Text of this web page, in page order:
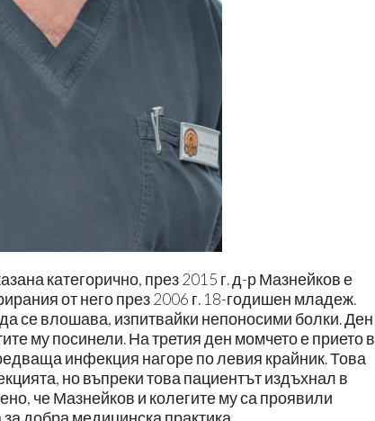
категорично, през 2015 г. д-р Мазнейков е
от него през 2006 г. 18-годишен младеж.
се влошава, изпитвайки непоносими болки. Ден
му посинели. На третия ден момчето е прието в
инфекция нагоре по левия крайник. Това
но въпреки това пациентът издъхнал в
че Мазнейков и колегите му са проявили